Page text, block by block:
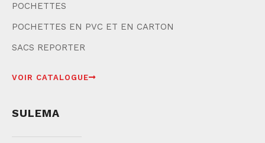
POCHETTES
POCHETTES EN PVC ET EN CARTON
SACS REPORTER
VOIR CATALOGUE
SULEMA